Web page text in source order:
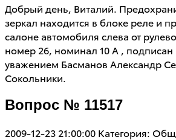
Добрый день, Виталий.
зеркал находится в блоке реле и
салоне автомобиля слева от
номер 26, номинал 10 А , подписан
уважением Басманов Александр
Сокольники.
Вопрос № 11517
2009-12-23 21:00:00 Категория: